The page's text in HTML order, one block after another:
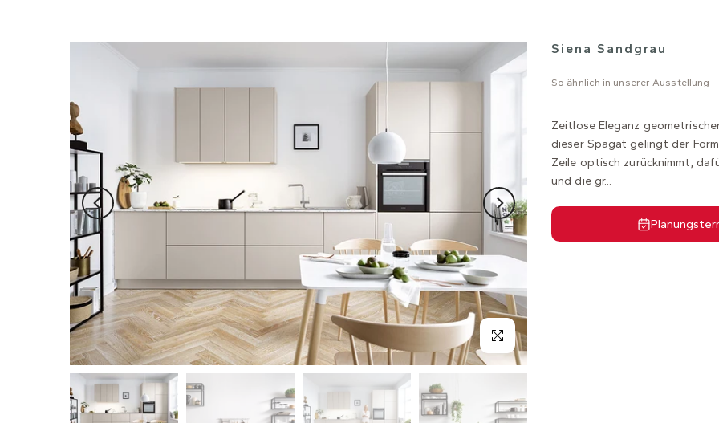
Siena Sandgrau
So ähnlich in unserer Ausstellung
Zeitlose Eleganz
dieser Spagat gelingt der
Zeile optisch zurücknimmt,
und die gr...